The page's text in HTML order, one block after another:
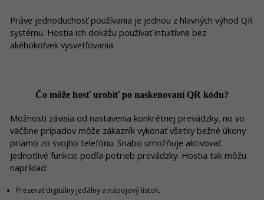
Práve jednoduchosť používania je jednou z hlavných výhod QR
systému. Hostia ich dokážu používať intuitívne bez
akéhokoľvek vysvetľovania.
Čo môže hosť urobiť po naskenovaní QR kódu?
Možnosti závisia od nastavenia konkrétnej prevádzky, no vo
väčšine prípadov môže zákazník vykonať všetky bežné úkony
priamo zo svojho telefónu. Snabo umožňuje aktivovať
jednotlivé funkcie podľa potrieb prevádzky. Hostia tak môžu
napríklad:
Prezerať digitálny jedálny a nápojový lístok.